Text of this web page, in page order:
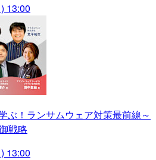
13:00
ぶ！ランサムウェア対策最前線～
戦略
13:00